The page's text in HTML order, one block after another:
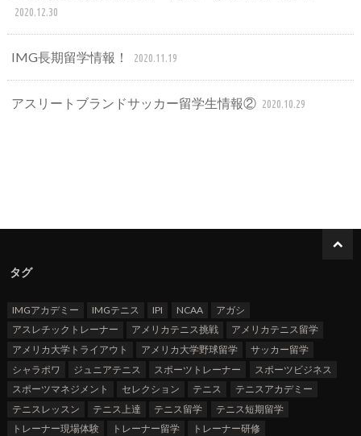
2020.12.30
IMG長期留学情報！ 2020.11.19
アスリートブランドサッカー留学生情報② 2020.10.29
タグ
IMGアカデミー IMGテニス IPI NCAA
アガシ
アスレチックトレーナー
アメリカテニス挑戦
アメリカテニス留学
アメリカ大学トライアウト
アメリカ大学野球留学
サッカー留学
シャラポワ
ジュニアテニス スポーツトレーナー
スポーツビジネス
スポーツマネジメント
セレクション テニス
テニスアカデミー
テニスレッスン
テニス上達 テニス留学
テニス短期留学
トレーナー現場体験
トレーナー留学
トレーナー研修